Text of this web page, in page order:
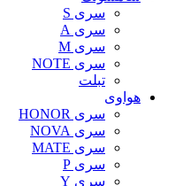
سری S
سری A
سری M
سری NOTE
تبلت
هواوی
سری HONOR
سری NOVA
سری MATE
سری P
سری Y